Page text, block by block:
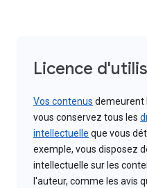
Licence
Vos contenus demeurent
vous conservez tous les
intellectuelle que vous
exemple, vous disposez
intellectuelle sur les
l'auteur, comme les avis